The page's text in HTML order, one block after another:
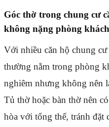
Góc thờ trong chung cư
không nặng phòng khách
Với nhiều căn hộ chung
thường nằm trong phòng
nghiêm nhưng không nên
Tủ thờ hoặc bàn thờ nên
hòa với tổng thể, tránh đặt